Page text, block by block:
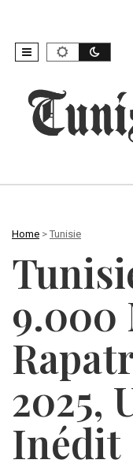
Home > Tunisie
9.000
2025,
Inédit